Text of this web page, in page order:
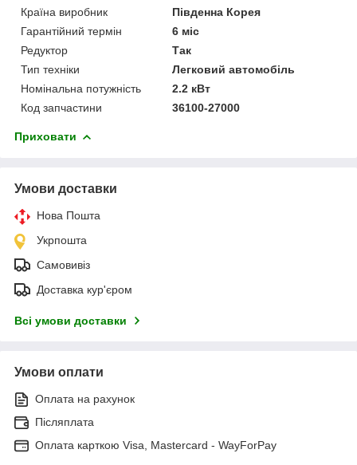
Країна виробник
Південна Корея
Гарантійний термін
6 міс
Редуктор
Так
Тип техніки
Легковий автомобіль
Номінальна потужність
2.2 кВт
Код запчастини
36100-27000
Приховати
Умови доставки
Нова Пошта
Укрпошта
Самовивіз
Доставка кур'єром
Всі умови доставки
Умови оплати
Оплата на рахунок
Післяплата
Оплата карткою Visa, Mastercard - WayForPay